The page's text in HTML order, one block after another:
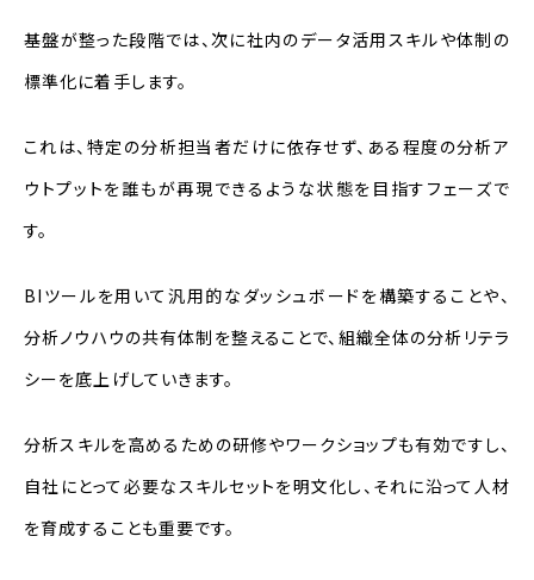
基盤が整った段階では、次に社内のデータ活用スキルや体制の
標準化に着手します。
これは、特定の分析担当者だけに依存せず、ある程度の分析ア
ウトプットを誰もが再現できるような状態を目指すフェーズで
す。
BIツールを用いて汎用的なダッシュボードを構築することや、
分析ノウハウの共有体制を整えることで、組織全体の分析リテラ
シーを底上げしていきます。
分析スキルを高めるための研修やワークショップも有効ですし、
自社にとって必要なスキルセットを明文化し、それに沿って人材
を育成することも重要です。